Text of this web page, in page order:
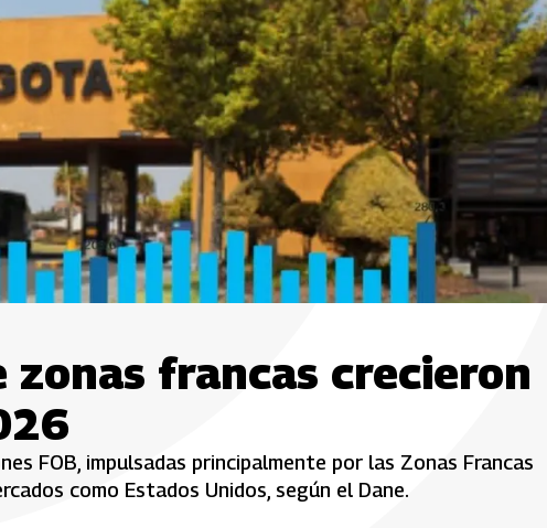
zonas francas crecieron
FOB, impulsadas principalmente por las Zonas Francas
como Estados Unidos, según el Dane.